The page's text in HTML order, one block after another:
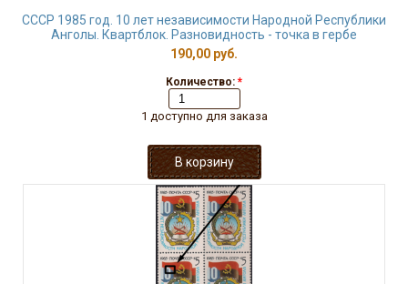
СССР 1985 год. 10 лет независимости Народной Республики
Анголы. Квартблок. Разновидность - точка в гербе
190,00 руб.
Количество: *
1 доступно для заказа